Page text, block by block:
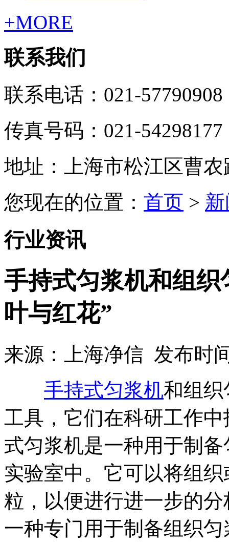
+MORE
联系我们
联系电话：021-57790908
传真号码：021-54298177
地址：上海市松江区曹农
您现在的位置： 首页 >
行业资讯
手持式匀浆机和组
叶与红花”
来源：上海净信 发布时
手持式匀浆机和组织
工具，它们在科研工作
式匀浆机是一种用于制
实验室中。它可以将组
粒，以便进行进一步的
一种专门用于制备组织